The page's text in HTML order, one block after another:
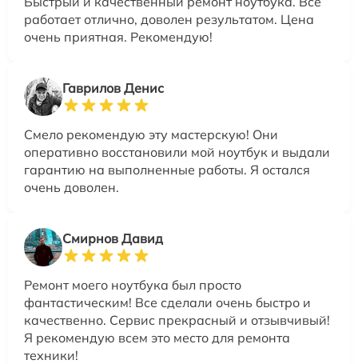
работает отлично, доволен результатом. Цена
очень приятная. Рекомендую!
Гаврилов Денис
Смело рекомендую эту мастерскую! Они
оперативно восстановили мой ноутбук и выдали
гарантию на выполненные работы. Я остался
очень доволен.
Смирнов Давид
Ремонт моего ноутбука был просто
фантастическим! Все сделали очень быстро и
качественно. Сервис прекрасный и отзывчивый!
Я рекомендую всем это место для ремонта
техники!